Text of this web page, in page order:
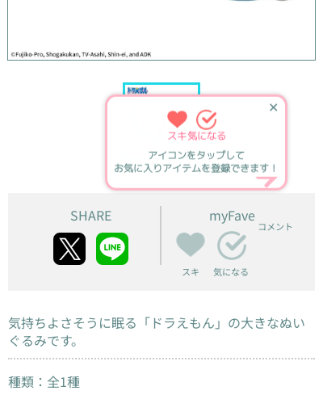
✕
スキ気になる
アイコンをタップして
お気に入りアイテムを登録できます！
SHARE myFave
スキ 気になる
コメント
気持ちよさそうに眠る「ドラえもん」の大きなぬい
ぐるみです。
種類：全1種